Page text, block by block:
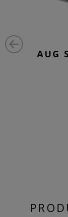
AUG